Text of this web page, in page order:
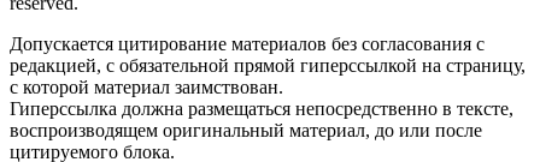
Допускается цитирование материалов без согласования с
редакцией, с обязательной прямой гиперссылкой на страницу,
с которой материал заимствован.
Гиперссылка должна размещаться непосредственно в тексте,
воспроизводящем оригинальный материал, до или после
цитируемого блока.